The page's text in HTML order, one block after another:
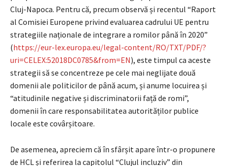
Cluj-Napoca. Pentru că, precum observă și recentul “Raport
al Comisiei Europene privind evaluarea cadrului UE pentru
strategiile naționale de integrare a romilor până în 2020”
(https://eur-lex.europa.eu/legal-content/RO/TXT/PDF/?
uri=CELEX:52018DC0785&from=EN), este timpul ca aceste
strategii să se concentreze pe cele mai neglijate două
domenii ale politicilor de până acum, și anume locuirea și
“atitudinile negative și discriminatorii față de romi”,
domenii în care responsabilitatea autorităților publice
locale este covârșitoare.
De asemenea, apreciem că în sfârșit apare într-o propunere
de HCL și referirea la capitolul “Clujul incluziv” din